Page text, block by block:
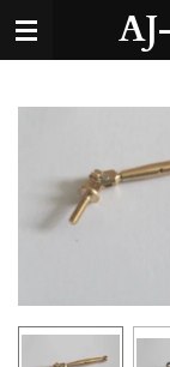
Zum